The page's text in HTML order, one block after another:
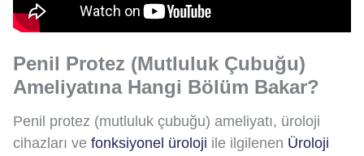
Penil Protez (Mutluluk Çubuğu)
Ameliyatına Hangi Bölüm Bakar?
Penil protez (mutluluk çubuğu) ameliyatı, üroloji
cihazları ve fonksiyonel üroloji ile ilgilenen Üroloji